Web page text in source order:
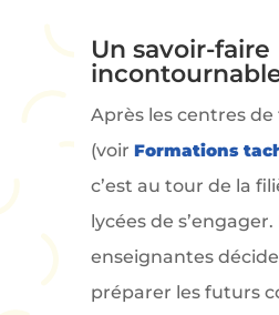
Un savoir-faire
Après les centres
(voirFormations
c’est au tour de la
lycées de
enseignantes
préparer les futurs